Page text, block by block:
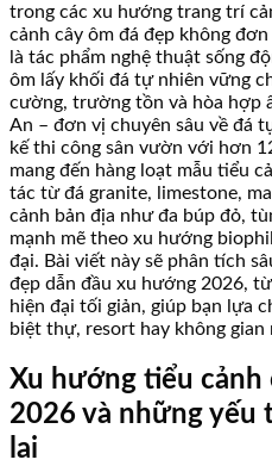
trong các xu hướng trang trí
cảnh cây ôm đá đẹp không
là tác phẩm nghệ thuật sống
ôm lấy khối đá tự nhiên vững
cường, trường tồn và hòa hợp
An – đơn vị chuyên sâu về đá
kế thi công sân vườn với hơn
mang đến hàng loạt mẫu tiểu
tác từ đá granite, limestone,
cảnh bản địa như đa búp đỏ,
mạnh mẽ theo xu hướng
đại. Bài viết này sẽ phân tích
đẹp dẫn đầu xu hướng 2026,
hiện đại tối giản, giúp bạn lựa
biệt thự, resort hay không gian
Xu hướng tiểu cảnh
2026 và những
lai